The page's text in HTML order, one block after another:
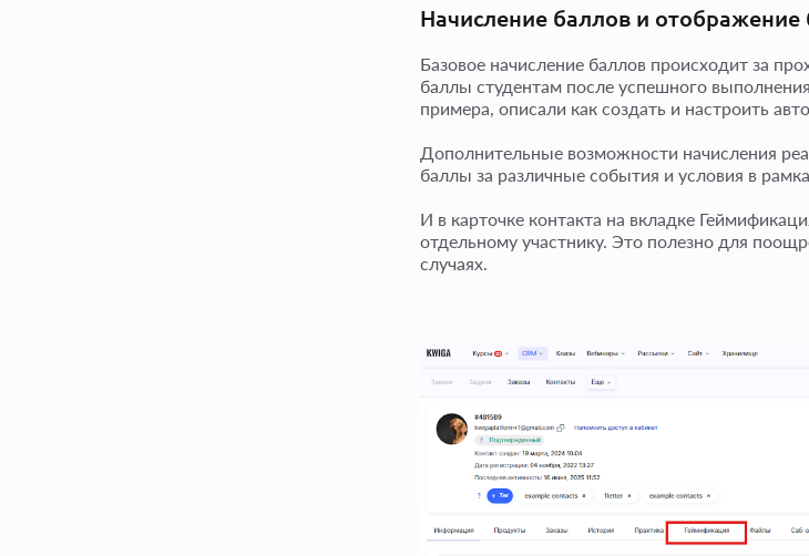
Начисление баллов и
Базовое начисление баллов происходит за
баллы студентам после успешного
примера, описали как создать и настроить
Дополнительные возможности начисления
баллы за различные события и условия в
И в карточке контакта на вкладке
отдельному участнику. Это полезно для
случаях.